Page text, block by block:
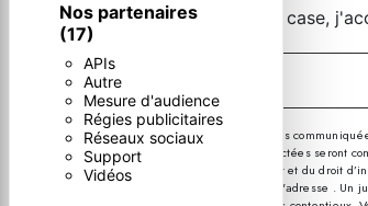
Nos partenaires
(17)
APIs
Autre
Mesure d'audience
Régies publicitaires
Réseaux sociaux
Support
Vidéos
En cochant cette case,
** Les données personnelles
message. Les données collectées seront
consentement à tout moment et du droit
par courrier électronique à l'adresse .